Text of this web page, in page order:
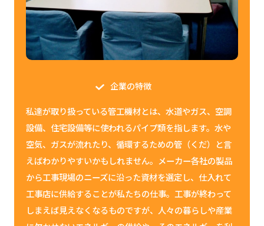
企業の特徴
私達が取り扱っている管工機材とは、水道やガス、空調
設備、住宅設備等に使われるパイプ類を指します。水や
空気、ガスが流れたり、循環するための管（くだ）と言
えばわかりやすいかもしれません。メーカー各社の製品
から工事現場のニーズに沿った資材を選定し、仕入れて
工事店に供給することが私たちの仕事。工事が終わって
しまえば見えなくなるものですが、人々の暮らしや産業